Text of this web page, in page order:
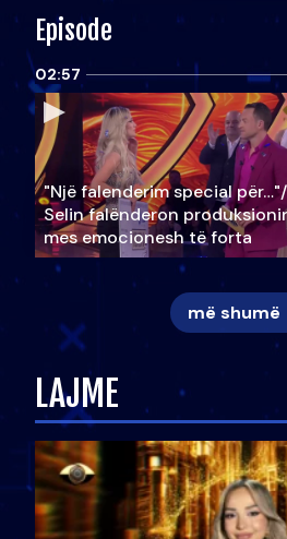
Episode
02:57
"Një falenderim special për…"/
Selin falënderon
mes emocionesh të forta
më shumë
LAJME